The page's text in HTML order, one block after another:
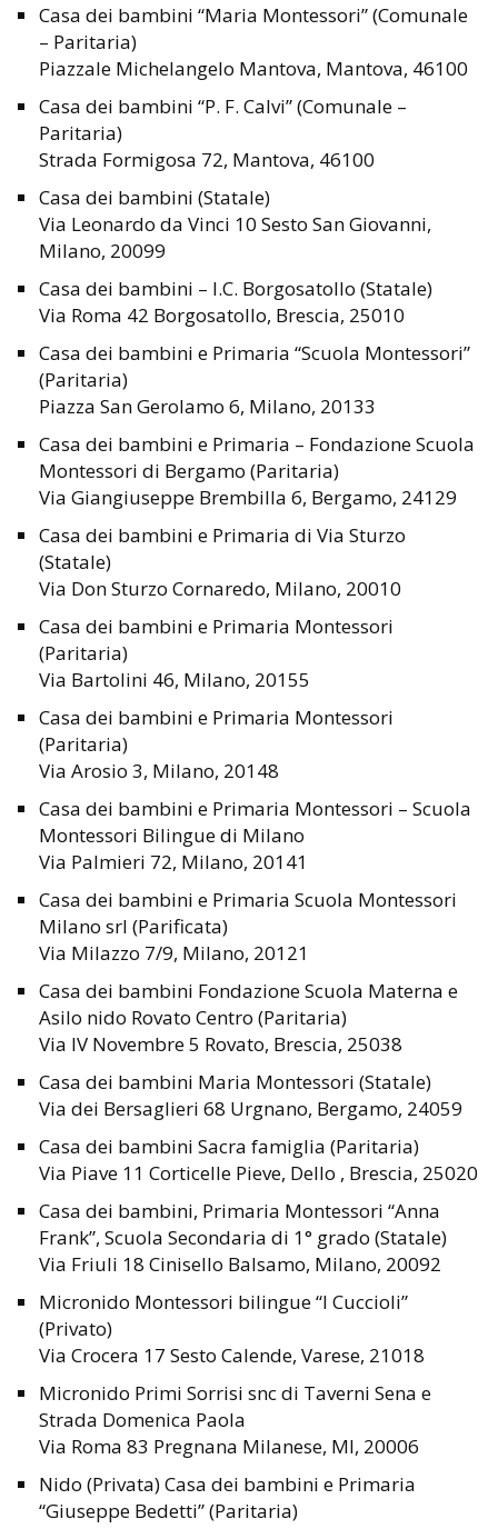
Casa dei bambini “Maria Montessori” (Comunale
– Paritaria)
Piazzale Michelangelo Mantova, Mantova, 46100
Casa dei bambini “P. F. Calvi” (Comunale –
Paritaria)
Strada Formigosa 72, Mantova, 46100
Casa dei bambini (Statale)
Via Leonardo da Vinci 10 Sesto San Giovanni,
Milano, 20099
Casa dei bambini – I.C. Borgosatollo (Statale)
Via Roma 42 Borgosatollo, Brescia, 25010
Casa dei bambini e Primaria “Scuola Montessori”
(Paritaria)
Piazza San Gerolamo 6, Milano, 20133
Casa dei bambini e Primaria – Fondazione Scuola
Montessori di Bergamo (Paritaria)
Via Giangiuseppe Brembilla 6, Bergamo, 24129
Casa dei bambini e Primaria di Via Sturzo
(Statale)
Via Don Sturzo Cornaredo, Milano, 20010
Casa dei bambini e Primaria Montessori
(Paritaria)
Via Bartolini 46, Milano, 20155
Casa dei bambini e Primaria Montessori
(Paritaria)
Via Arosio 3, Milano, 20148
Casa dei bambini e Primaria Montessori – Scuola
Montessori Bilingue di Milano
Via Palmieri 72, Milano, 20141
Casa dei bambini e Primaria Scuola Montessori
Milano srl (Parificata)
Via Milazzo 7/9, Milano, 20121
Casa dei bambini Fondazione Scuola Materna e
Asilo nido Rovato Centro (Paritaria)
Via IV Novembre 5 Rovato, Brescia, 25038
Casa dei bambini Maria Montessori (Statale)
Via dei Bersaglieri 68 Urgnano, Bergamo, 24059
Casa dei bambini Sacra famiglia (Paritaria)
Via Piave 11 Corticelle Pieve, Dello , Brescia, 25020
Casa dei bambini, Primaria Montessori “Anna
Frank”, Scuola Secondaria di 1° grado (Statale)
Via Friuli 18 Cinisello Balsamo, Milano, 20092
Micronido Montessori bilingue “I Cuccioli”
(Privato)
Via Crocera 17 Sesto Calende, Varese, 21018
Micronido Primi Sorrisi snc di Taverni Sena e
Strada Domenica Paola
Via Roma 83 Pregnana Milanese, MI, 20006
Nido (Privata) Casa dei bambini e Primaria
“Giuseppe Bedetti” (Paritaria)